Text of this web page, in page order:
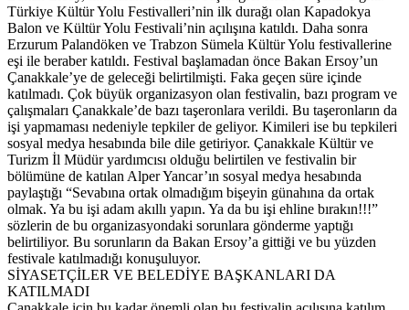
Türkiye Kültür Yolu Festivalleri’nin ilk durağı olan Kapadokya
Balon ve Kültür Yolu Festivali’nin açılışına katıldı. Daha sonra
Erzurum Palandöken ve Trabzon Sümela Kültür Yolu festivallerine
eşi ile beraber katıldı. Festival başlamadan önce Bakan Ersoy’un
Çanakkale’ye de geleceği belirtilmişti. Faka geçen süre içinde
katılmadı. Çok büyük organizasyon olan festivalin, bazı program ve
çalışmaları Çanakkale’de bazı taşeronlara verildi. Bu taşeronların da
işi yapmaması nedeniyle tepkiler de geliyor. Kimileri ise bu tepkileri
sosyal medya hesabında bile dile getiriyor. Çanakkale Kültür ve
Turizm İl Müdür yardımcısı olduğu belirtilen ve festivalin bir
bölümüne de katılan Alper Yancar’ın sosyal medya hesabında
paylaştığı “Sevabına ortak olmadığım bişeyin günahına da ortak
olmak. Ya bu işi adam akıllı yapın. Ya da bu işi ehline bırakın!!!”
sözlerin de bu organizasyondaki sorunlara gönderme yaptığı
belirtiliyor. Bu sorunların da Bakan Ersoy’a gittiği ve bu yüzden
festivale katılmadığı konuşuluyor.
SİYASETÇİLER VE BELEDİYE BAŞKANLARI DA
KATILMADI